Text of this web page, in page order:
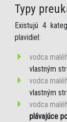
Typy
Existujú 4
plavidiel:
vodca
vlastným
vodca
vlastným
vodca
plávajúce